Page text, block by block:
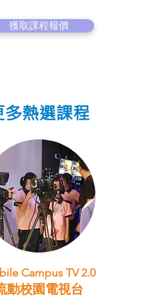
獲取課程報價
多熱選課程
Campus TV 2.0
動校園電視台